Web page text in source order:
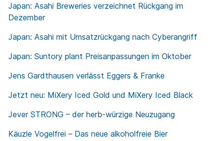
Japan: Asahi Breweries verzeichnet Rückgang im
Dezember
Japan: Asahi mit Umsatzrückgang nach Cyberangriff
Japan: Suntory plant Preisanpassungen im Oktober
Jens Gardthausen verlässt Eggers & Franke
Jetzt neu: MiXery Iced Gold und MiXery Iced Black
Jever STRONG – der herb-würzige Neuzugang
Käuzle Vogelfrei – Das neue alkoholfreie Bier